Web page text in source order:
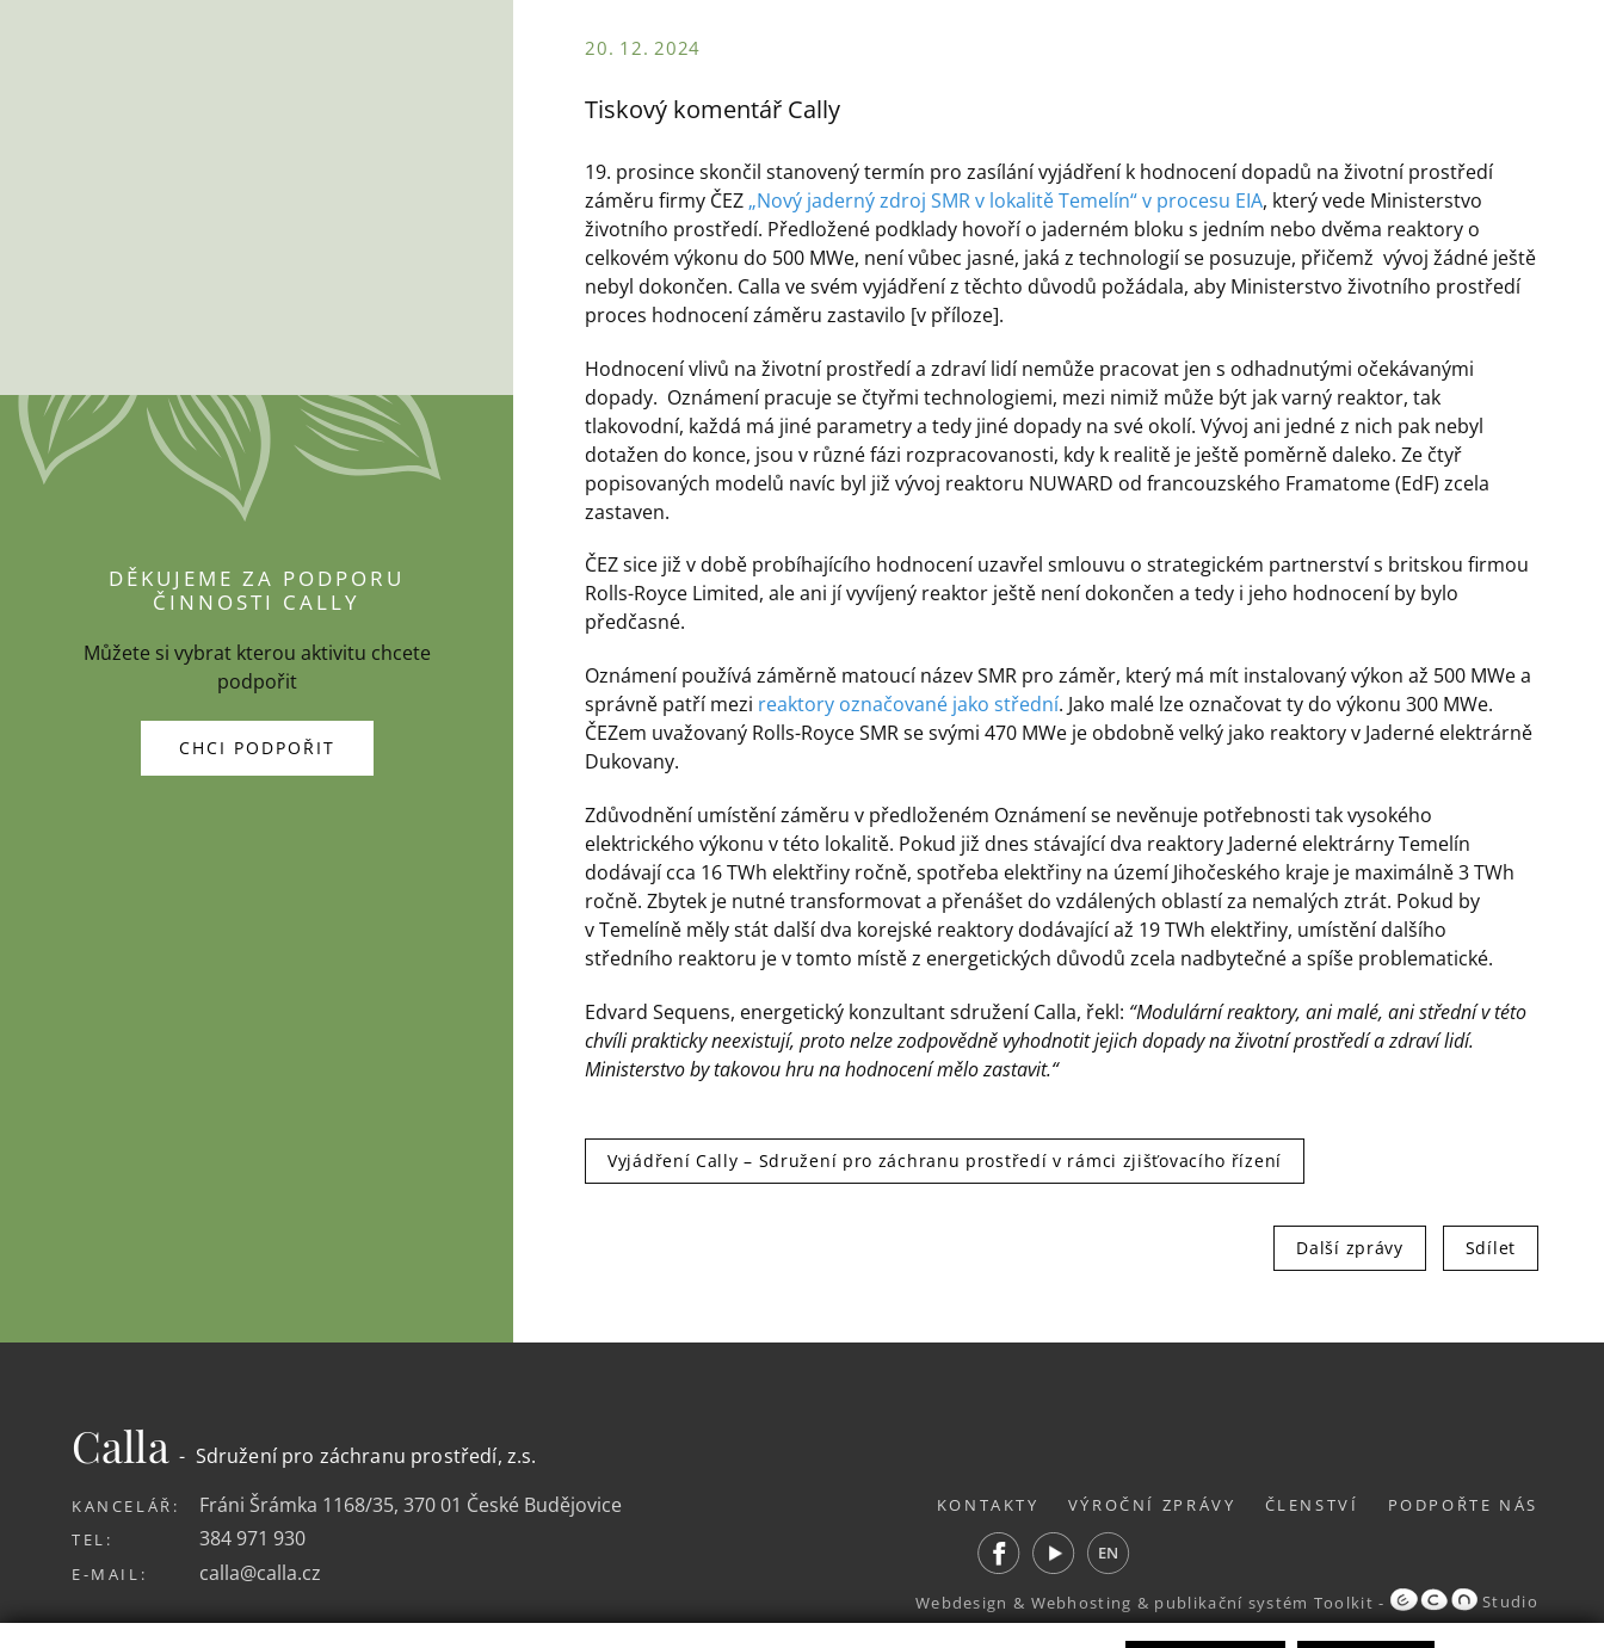
20. 12. 2024
Tiskový komentář Cally
19. prosince skončil stanovený termín pro zasílání vyjádření k hodnocení dopadů na životní prostředí
záměru firmy ČEZ „Nový jaderný zdroj SMR v lokalitě Temelín“ v procesu EIA, který vede Ministerstvo
životního prostředí. Předložené podklady hovoří o jaderném bloku s jedním nebo dvěma reaktory o
celkovém výkonu do 500 MWe, není vůbec jasné, jaká z technologií se posuzuje, přičemž vývoj žádné ještě
nebyl dokončen. Calla ve svém vyjádření z těchto důvodů požádala, aby Ministerstvo životního prostředí
proces hodnocení záměru zastavilo [v příloze].
Hodnocení vlivů na životní prostředí a zdraví lidí nemůže pracovat jen s odhadnutými očekávanými
dopady. Oznámení pracuje se čtyřmi technologiemi, mezi nimiž může být jak varný reaktor, tak
tlakovodní, každá má jiné parametry a tedy jiné dopady na své okolí. Vývoj ani jedné z nich pak nebyl
dotažen do konce, jsou v různé fázi rozpracovanosti, kdy k realitě je ještě poměrně daleko. Ze čtyř
popisovaných modelů navíc byl již vývoj reaktoru NUWARD od francouzského Framatome (EdF) zcela
zastaven.
ČEZ sice již v době probíhajícího hodnocení uzavřel smlouvu o strategickém partnerství s britskou firmou
Rolls-Royce Limited, ale ani jí vyvíjený reaktor ještě není dokončen a tedy i jeho hodnocení by bylo
předčasné.
Oznámení používá záměrně matoucí název SMR pro záměr, který má mít instalovaný výkon až 500 MWe a
správně patří mezi reaktory označované jako střední. Jako malé lze označovat ty do výkonu 300 MWe.
ČEZem uvažovaný Rolls-Royce SMR se svými 470 MWe je obdobně velký jako reaktory v Jaderné elektrárně
Dukovany.
Zdůvodnění umístění záměru v předloženém Oznámení se nevěnuje potřebnosti tak vysokého
elektrického výkonu v této lokalitě. Pokud již dnes stávající dva reaktory Jaderné elektrárny Temelín
dodávají cca 16 TWh elektřiny ročně, spotřeba elektřiny na území Jihočeského kraje je maximálně 3 TWh
ročně. Zbytek je nutné transformovat a přenášet do vzdálených oblastí za nemalých ztrát. Pokud by
v Temelíně měly stát další dva korejské reaktory dodávající až 19 TWh elektřiny, umístění dalšího
středního reaktoru je v tomto místě z energetických důvodů zcela nadbytečné a spíše problematické.
Edvard Sequens, energetický konzultant sdružení Calla, řekl: “Modulární reaktory, ani malé, ani střední v této
chvíli prakticky neexistují, proto nelze zodpovědně vyhodnotit jejich dopady na životní prostředí a zdraví lidí.
Ministerstvo by takovou hru na hodnocení mělo zastavit.“
Vyjádření Cally – Sdružení pro záchranu prostředí v rámci zjišťovacího řízení
Další zprávy Sdílet
DĚKUJEME ZA PODPORU
ČINNOSTI CALLY
Můžete si vybrat kterou aktivitu chcete
podpořit
CHCI PODPOŘIT
Calla- Sdružení pro záchranu prostředí, z.s.
KANCELÁŘ: Fráni Šrámka 1168/35, 370 01 České Budějovice
TEL: 384 971 930
E-MAIL: calla@calla.cz
KONTAKTY VÝROČNÍ ZPRÁVY ČLENSTVÍ PODPOŘTE NÁS
FacebookYoutube EN
Webdesign & Webhosting & publikační systém Toolkit - Studio